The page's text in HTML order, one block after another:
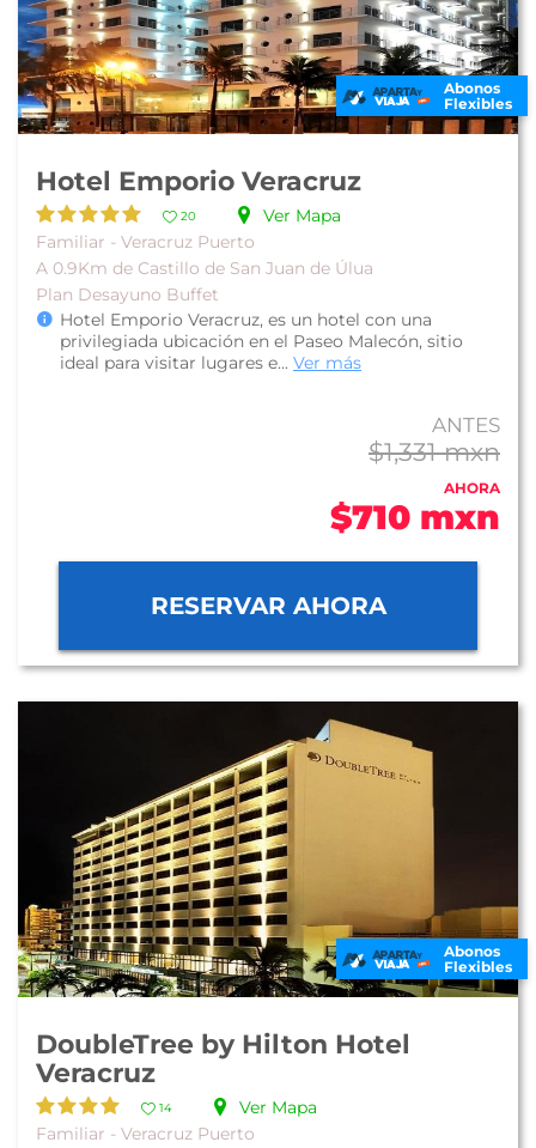
Abonos
Flexibles
Hotel Emporio Veracruz
20
Ver Mapa
Familiar - Veracruz Puerto
A 0.9Km de Castillo de San Juan de Úlua
Plan Desayuno Buffet
Hotel Emporio Veracruz, es un hotel con una
privilegiada ubicación en el Paseo Malecón, sitio
ideal para visitar lugares e... Ver más
ANTES
$1,331 mxn
AHORA
$710 mxn
RESERVAR AHORA
Abonos
Flexibles
DoubleTree by Hilton Hotel
Veracruz
14
Ver Mapa
Familiar - Veracruz Puerto